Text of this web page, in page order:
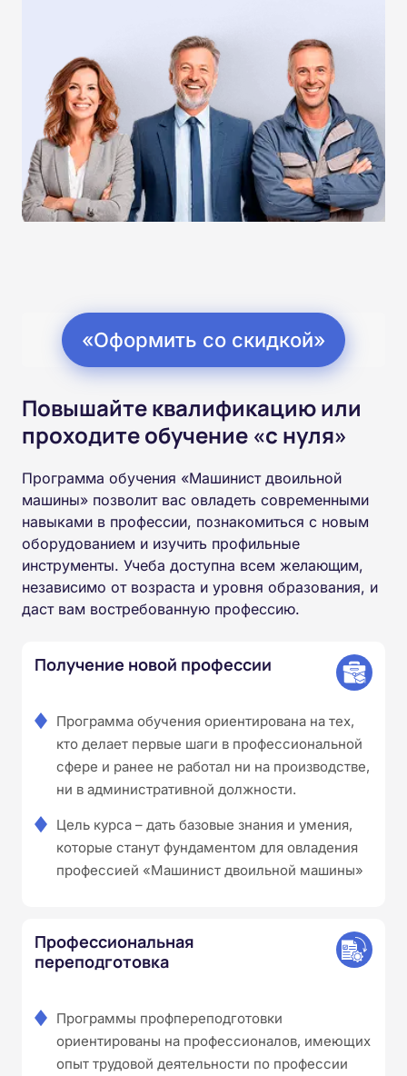
«Оформить со скидкой»
Повышайте квалификацию или
проходите обучение «с нуля»
Программа обучения «Машинист двоильной
машины» позволит вас овладеть современными
навыками в профессии, познакомиться с новым
оборудованием и изучить профильные
инструменты. Учеба доступна всем желающим,
независимо от возраста и уровня образования, и
даст вам востребованную профессию.
Получение новой профессии
Программа обучения ориентирована на тех,
кто делает первые шаги в профессиональной
сфере и ранее не работал ни на производстве,
ни в административной должности.
Цель курса – дать базовые знания и умения,
которые станут фундаментом для овладения
профессией «Машинист двоильной машины»
Профессиональная
переподготовка
Программы профпереподготовки
ориентированы на профессионалов, имеющих
опыт трудовой деятельности по профессии